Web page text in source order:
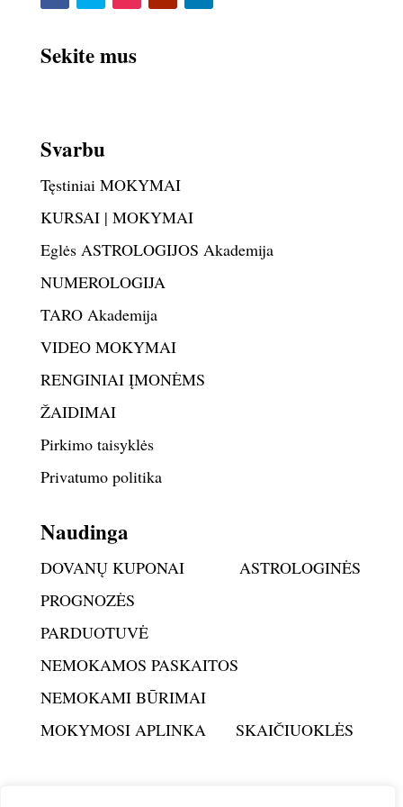
Sekite mus
Svarbu
Tęstiniai MOKYMAI
KURSAI | MOKYMAI
Eglės ASTROLOGIJOS Akademija
NUMEROLOGIJA
TARO Akademija
VIDEO MOKYMAI
RENGINIAI ĮMONĖMS
ŽAIDIMAI
Pirkimo taisyklės
Privatumo politika
Naudinga
DOVANŲ KUPONAI
ASTROLOGINĖS
PROGNOZĖS
PARDUOTUVĖ
NEMOKAMOS PASKAITOS
NEMOKAMI BŪRIMAI
MOKYMOSI APLINKA
SKAIČIUOKLĖS